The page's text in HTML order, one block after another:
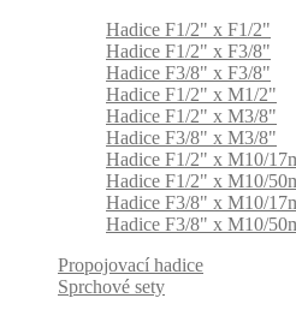
Hadice F1/2" x F1/2"
Hadice F1/2" x F3/8"
Hadice F3/8" x F3/8"
Hadice F1/2" x M1/2"
Hadice F1/2" x M3/8"
Hadice F3/8" x M3/8"
Hadice F1/2" x M10/
Hadice F1/2" x M10/
Hadice F3/8" x M10/
Hadice F3/8" x M10/
Propojovací hadice
Sprchové sety